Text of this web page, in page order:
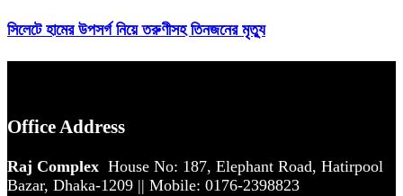
সিলেটে হামের উপসর্গ নিয়ে তরুণীসহ তিনজনের মৃত্যু
Office Address
Raj Complex House No: 187, Elephant Road, Hatirpool
Bazar, Dhaka-1209 || Mobile: 0176-2398823